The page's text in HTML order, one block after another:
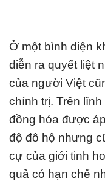
Ở một bình diện
diễn ra quyết liệt
của người Việt
chính trị. Trên
đồng hóa được
độ đô hộ nhưng
cự của giới tinh
quả có hạn chế